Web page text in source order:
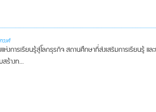
วงศ์
งการเรียนรู้สู่โลกธุรกิจ สถานศึกษาที่ส่งเสริมการเรียนรู้
สร้างท...